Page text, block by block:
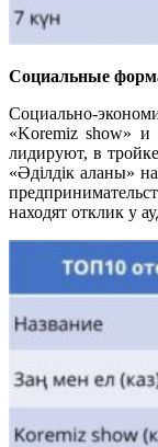
Социальные
Социально-
«Koremiz show» и
лидируют, в
«Әділдік аланы»
находят отклик у